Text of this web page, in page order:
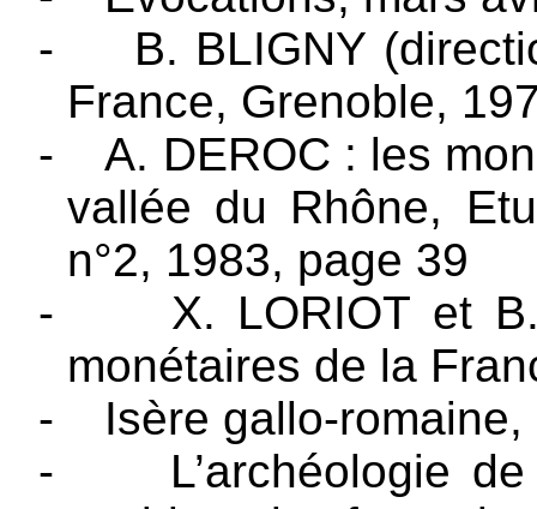
-
B. BLIGNY
France, Grenoble,
-
A. DEROC : les
vallée du Rhône,
n°2, 1983, page 39
-
X. LORIOT et
monétaires de la
-
Isère gallo-
-
L’archéologie